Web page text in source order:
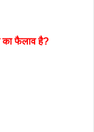
का फैलाव है?